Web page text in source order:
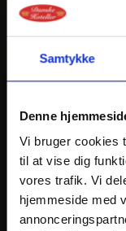
Samtykke
Denne
Vi bruger cookies
til at vise dig
vores trafik. Vi
hjemmeside med